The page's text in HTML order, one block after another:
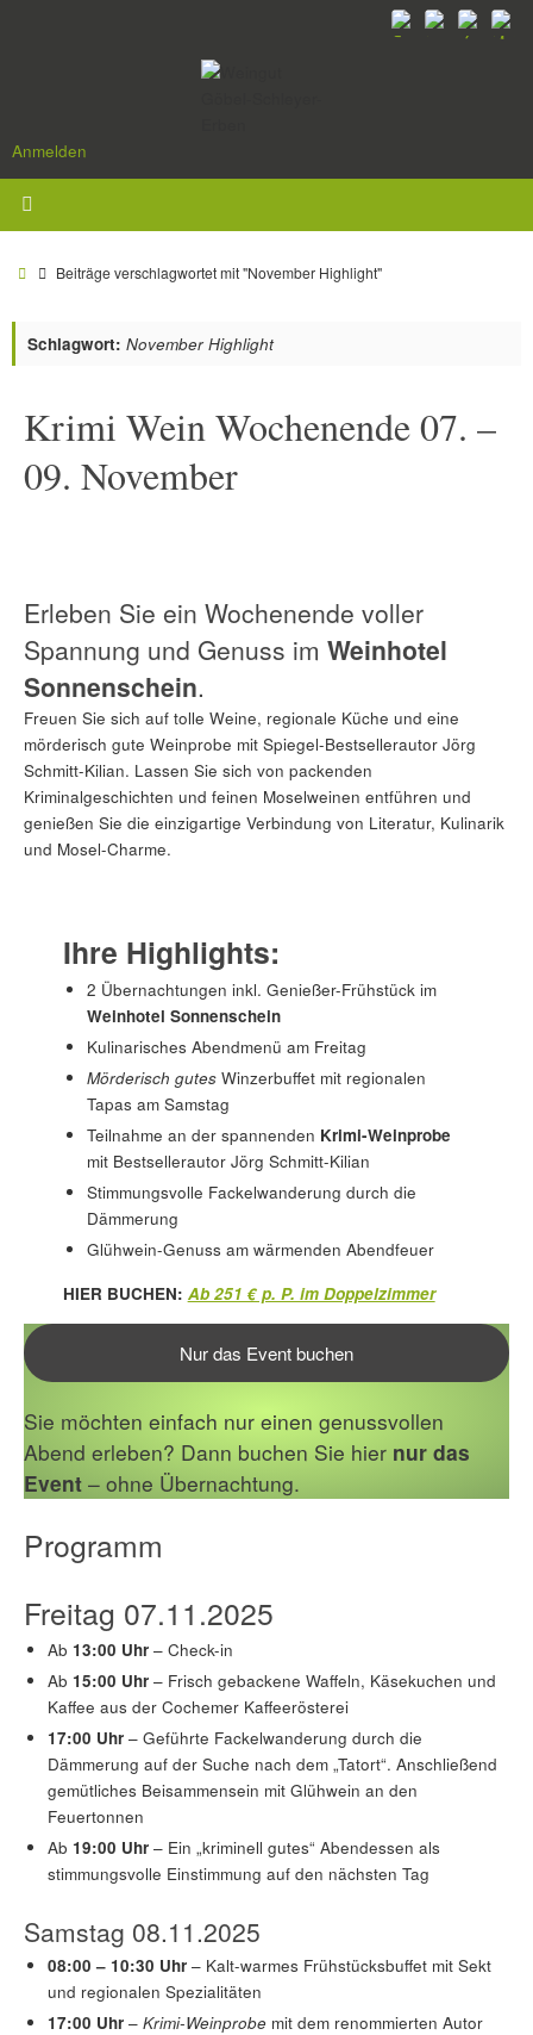
Anmelden
StartBeiträge verschlagwortet mit "November Highlight"
Schlagwort: November Highlight
Krimi Wein Wochenende 07. –
09. November
Erleben Sie ein Wochenende voller
Spannung und Genuss im Weinhotel
Sonnenschein.
Freuen Sie sich auf tolle Weine, regionale Küche und eine
mörderisch gute Weinprobe mit Spiegel-Bestsellerautor Jörg
Schmitt-Kilian. Lassen Sie sich von packenden
Kriminalgeschichten und feinen Moselweinen entführen und
genießen Sie die einzigartige Verbindung von Literatur, Kulinarik
und Mosel-Charme.
Ihre Highlights:
2 Übernachtungen inkl. Genießer-Frühstück im
Weinhotel Sonnenschein
Kulinarisches Abendmenü am Freitag
Mörderisch gutesWinzerbuffet mit regionalen
Tapas am Samstag
Teilnahme an der spannenden Krimi-Weinprobe
mit Bestsellerautor Jörg Schmitt-Kilian
Stimmungsvolle Fackelwanderung durch die
Dämmerung
Glühwein-Genuss am wärmenden Abendfeuer
HIER BUCHEN: Ab 251 € p. P. im Doppelzimmer
Nur das Event buchen
Sie möchten einfach nur einen genussvollen
Abend erleben? Dann buchen Sie hier nur das
Event – ohne Übernachtung.
Programm
Freitag 07.11.2025
Ab 13:00 Uhr – Check-in
Ab 15:00 Uhr – Frisch gebackene Waffeln, Käsekuchen und
Kaffee aus der Cochemer Kaffeerösterei
17:00 Uhr – Geführte Fackelwanderung durch die
Dämmerung auf der Suche nach dem „Tatort“. Anschließend
gemütliches Beisammensein mit Glühwein an den
Feuertonnen
Ab 19:00 Uhr– Ein „kriminell gutes“ Abendessen als
stimmungsvolle Einstimmung auf den nächsten Tag
Samstag 08.11.2025
08:00 – 10:30 Uhr – Kalt-warmes Frühstücksbuffet mit Sekt
und regionalen Spezialitäten
17:00 Uhr –Krimi-Weinprobe mit dem renommierten Autor